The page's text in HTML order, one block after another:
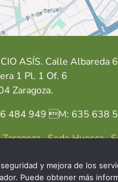
ASÍS. Calle Albareda 6
1 Pl. 1 Of. 6
Zaragoza.
484 949 M: 635 638
·Sede Huesca·
y mejora de los
Puede obtener más